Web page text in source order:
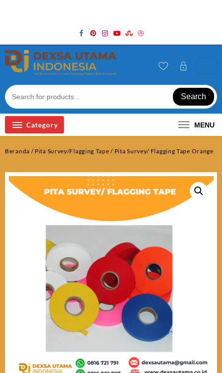
Search
Category MENU
Beranda / Pita Survey/Flagging Tape / Pita Survey/ Flagging Tape Orange